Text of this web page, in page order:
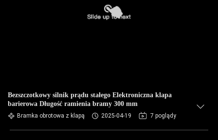
Bezszczotkowy silnik prądu stałego Elektroniczna klapa
barierowa Długość ramienia bramy 300 mm
Bramka obrotowa z klapą 2025-04-19 7 poglądy